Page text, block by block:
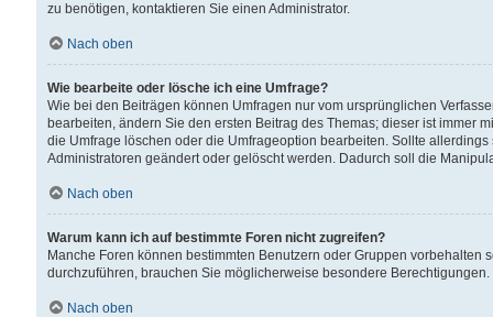
zu benötigen, kontaktieren Sie einen Administrator.
Nach oben
Wie bearbeite oder lösche ich eine Umfrage?
Wie bei den Beiträgen können Umfragen nur vom ursprünglichen
bearbeiten, ändern Sie den ersten Beitrag des Themas; dieser ist immer
die Umfrage löschen oder die Umfrageoption bearbeiten. Sollte
Administratoren geändert oder gelöscht werden. Dadurch soll die
Nach oben
Warum kann ich auf bestimmte Foren nicht zugreifen?
Manche Foren können bestimmten Benutzern oder Gruppen
durchzuführen, brauchen Sie möglicherweise besondere
Nach oben